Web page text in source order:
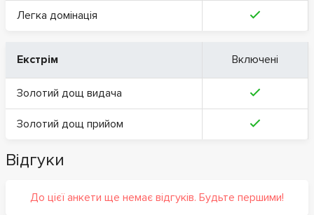
Легка домінація
Екстрім Включені
Золотий дощ видача
Золотий дощ прийом
Відгуки
До цієї анкети ще немає відгуків. Будьте першими!